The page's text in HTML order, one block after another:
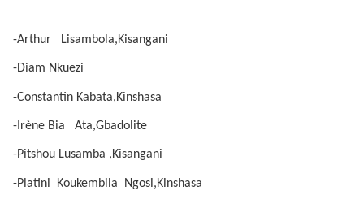
-Arthur Lisambola,Kisangani
-Diam Nkuezi
-Constantin Kabata,Kinshasa
-Irène Bia Ata,Gbadolite
-Pitshou Lusamba ,Kisangani
-Platini Koukembila Ngosi,Kinshasa